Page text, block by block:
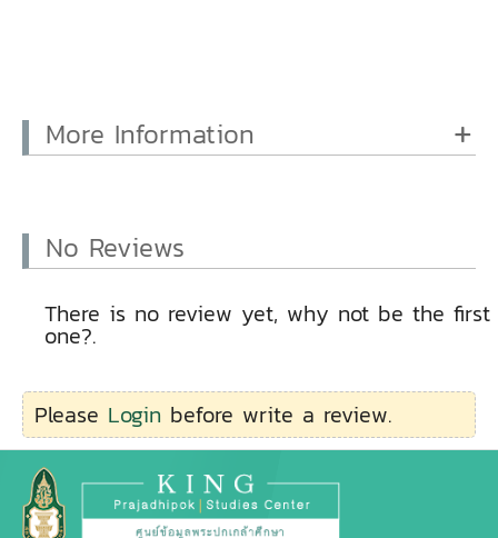
More Information
No Reviews
There is no review yet, why not be the first
one?.
Please Login before write a review.